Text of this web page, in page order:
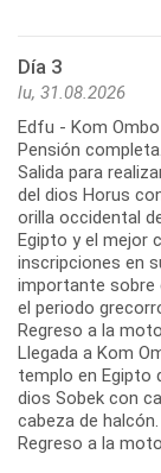
Día 3
lu, 31.08.2026
Edfu - Kom
Pensión completa.
Salida para
del dios Horus
orilla occidental
Egipto y el mejor
inscripciones en
importante sobre
el periodo
Regreso a la
Llegada a Kom
templo en Egipto
dios Sobek con
cabeza de halcón.
Regreso a la